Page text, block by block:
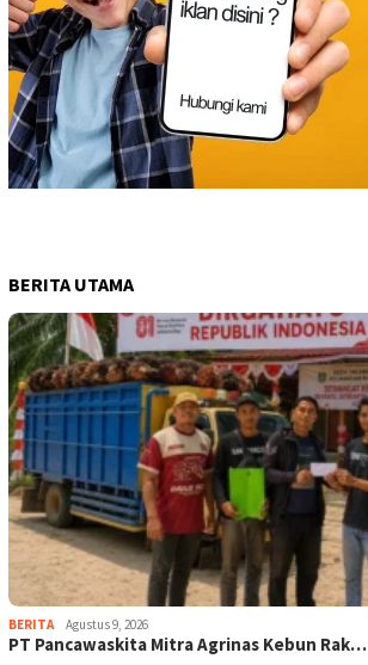
BERITA UTAMA
BERITA Agustus 9, 2026
‎PT Pancawaskita Mitra Agrinas Kebun Rak…